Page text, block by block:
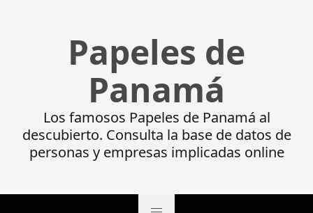
Papeles de
Panamá
Los famosos Papeles de Panamá al
descubierto. Consulta la base de datos de
personas y empresas implicadas online